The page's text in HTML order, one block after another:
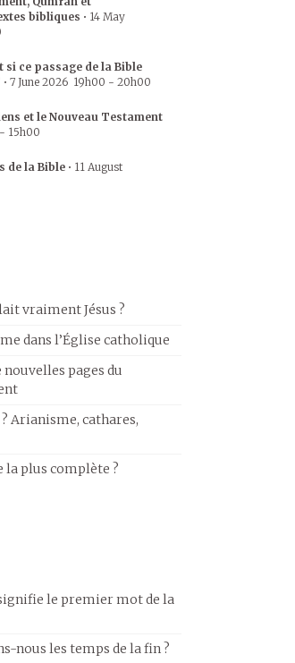
bibliques • 14 May
si ce passage de la Bible
• 7 June 2026 19h00 - 20h00
et le Nouveau Testament
- 15h00
de la Bible • 11 August
vraiment Jésus ?
dans l’Église catholique
nouvelles pages du
Arianisme, cathares,
la plus complète ?
le premier mot de la
nous les temps de la fin ?